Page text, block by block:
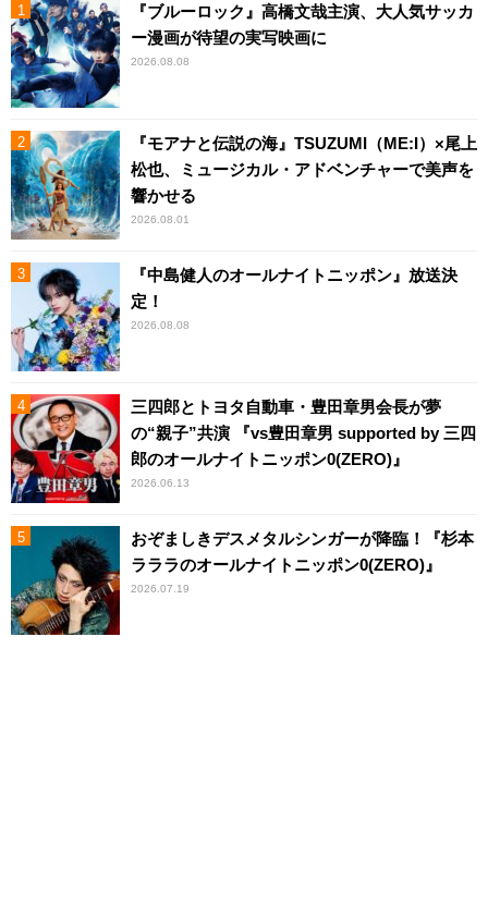
『ブルーロック』高橋文哉主演、大人気サッカ
ー漫画が待望の実写映画に
2026.08.08
『モアナと伝説の海』TSUZUMI（ME:I）×尾上
松也、ミュージカル・アドベンチャーで美声を
響かせる
2026.08.01
『中島健人のオールナイトニッポン』放送決
定！
2026.08.08
三四郎とトヨタ自動車・豊田章男会長が夢
の“親子”共演 『vs豊田章男 supported by 三四
郎のオールナイトニッポン0(ZERO)』
2026.06.13
おぞましきデスメタルシンガーが降臨！『杉本
ラララのオールナイトニッポン0(ZERO)』
2026.07.19